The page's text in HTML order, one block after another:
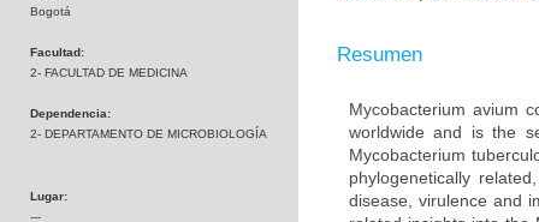
Bogotá
Facultad:
2- FACULTAD DE MEDICINA
Dependencia:
2- DEPARTAMENTO DE MICROBIOLOGÍA
Lugar:
---
Resumen
Mycobacterium avium
worldwide and is the
Mycobacterium
phylogenetically
disease, virulence and